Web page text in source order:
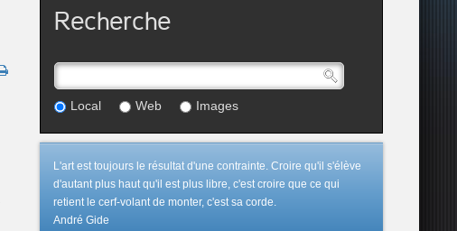
Recherche
Local Web Images
L'art est toujours le résultat d'une contrainte. Croire qu'il s'élève
d'autant plus haut qu'il est plus libre, c'est croire que ce qui
retient le cerf-volant de monter, c'est sa corde.
André Gide